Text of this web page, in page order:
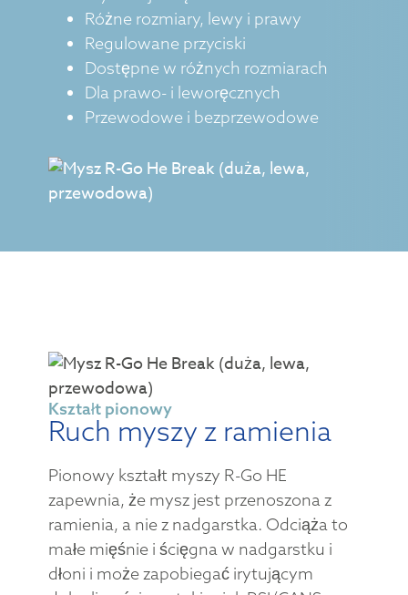
Różne rozmiary, lewy i prawy
Regulowane przyciski
Dostępne w różnych rozmiarach
Dla prawo- i leworęcznych
Przewodowe i bezprzewodowe
Kształt pionowy
Ruch myszy z ramienia
Pionowy kształt myszy R-Go HE
zapewnia, że mysz jest przenoszona z
ramienia, a nie z nadgarstka. Odciąża to
małe mięśnie i ścięgna w nadgarstku i
dłoni i może zapobiegać irytującym